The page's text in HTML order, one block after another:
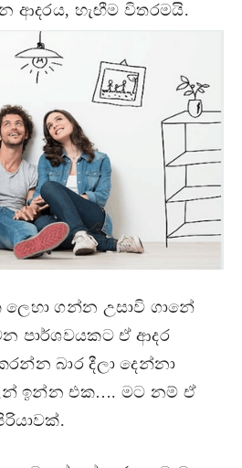
ආදරය, හැඟීම විතරමයි.
ලෙහා ගන්න උසාවි ගානේ
පාර්ශවයකට ඒ ආදර
බාර දීලා දෙන්නා
ඉන්න එක…. මට නම් ඒ